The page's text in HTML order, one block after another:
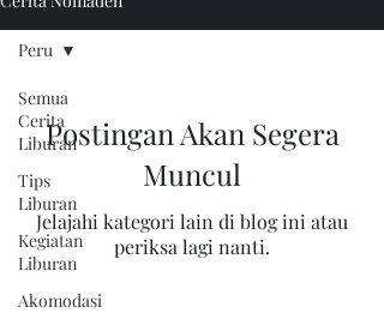
Semua
Cerita
Liburan
Tips
Liburan
Kegiatan
Liburan
Akomodasi
Peru
Postingan Akan Segera
Muncul
Jelajahi kategori lain di blog ini atau
periksa lagi nanti.